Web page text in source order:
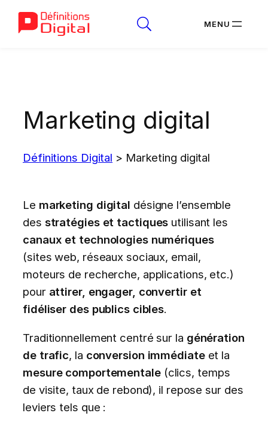
Marketing digital
Définitions Digital > Marketing digital
Le marketing digital désigne l’ensemble
des stratégies et tactiques utilisant les
canaux et technologies numériques
(sites web, réseaux sociaux, email,
moteurs de recherche, applications, etc.)
pour attirer, engager, convertir et
fidéliser des publics cibles.
Traditionnellement centré sur la génération
de trafic, la conversion immédiateet la
mesure comportementale(clics, temps
de visite, taux de rebond), il repose sur des
leviers tels que :